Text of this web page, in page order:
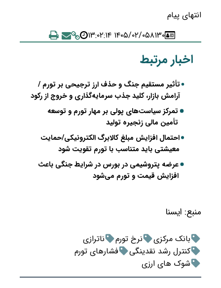
انتهای پیام
۸۱۳۰۱۴۰۵/۰۲/۰۵ ۱۳:۰۲:۱۴
اخبار مرتبط
تأثیر مستقیم جنگ و حذف ارز ترجیحی بر تورم /
آرامش بازار، کلید جذب سرمایه‌گذاری و خروج از رکود
تمرکز سیاست‌های پولی بر مهار تورم و توسعه
تأمین مالی زنجیره تولید
احتمال افزایش مبلغ کالابرگ الکترونیکی/حمایت
معیشتی باید متناسب با تورم تقویت شود
عرضه پتروشیمی در بورس در شرایط جنگی باعث
افزایش قیمت و تورم می‌شود
منبع: ايسنا
بانک مرکزی نرخ تورم
ناترازی
کنترل رشد نقدینگی
فشارهای تورم
شوک های ارزی